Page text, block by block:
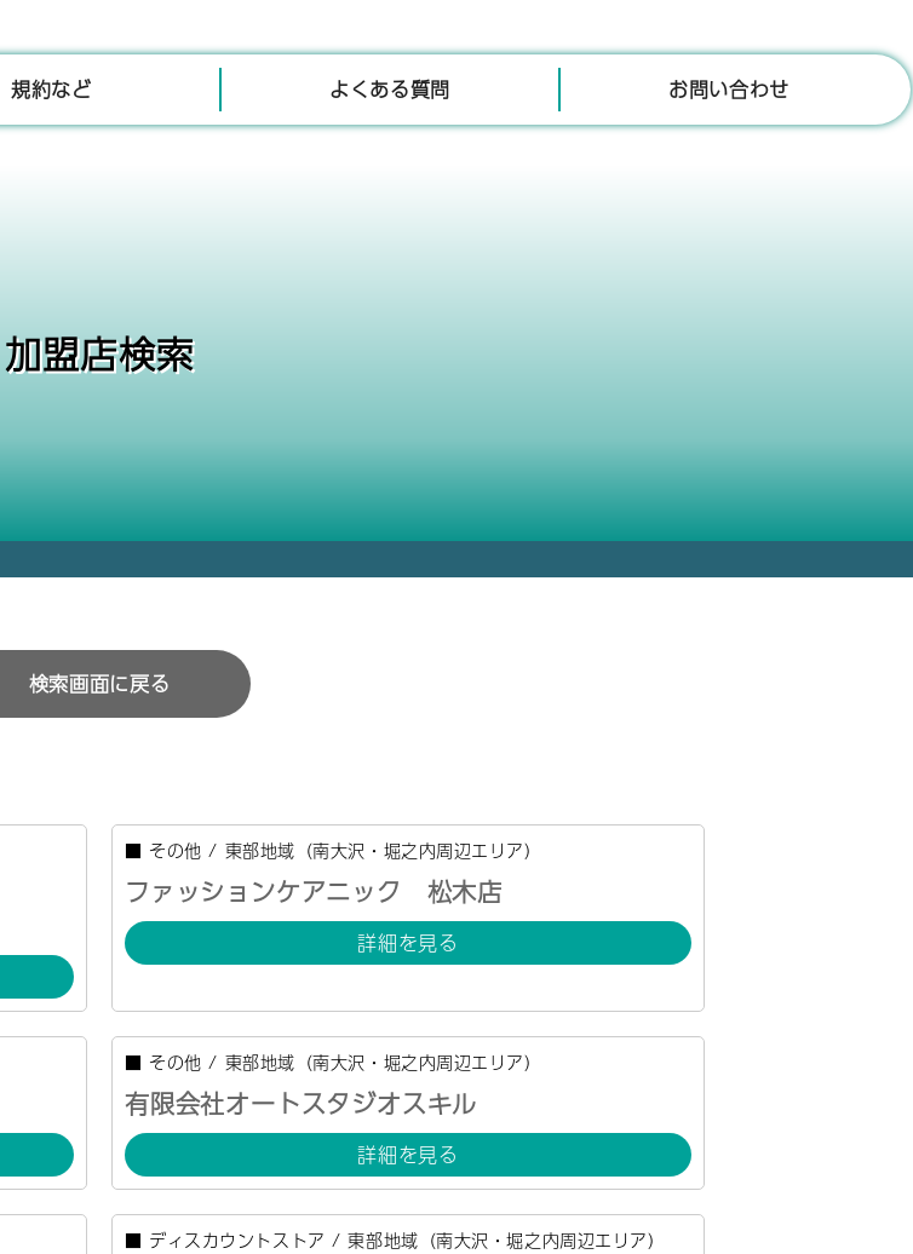
規約など よくある質問 お問い合わせ
加盟店検索
検索画面に戻る
■ その他 / 東部地域（南大沢・堀之内周辺エリア）
ファッションケアニック 松木店
詳細を見る
■ その他 / 東部地域（南大沢・堀之内周辺エリア）
有限会社オートスタジオスキル
詳細を見る
■ ディスカウントストア /東部地域（南大沢・堀之内周辺エリア）